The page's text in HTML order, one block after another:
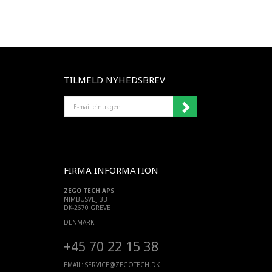
TILMELD NYHEDSBREV
MAIL
EINTRAGEN
FIRMA INFORMATION
ZEGO TECH APS
NIMBUSVEJ 3B
DK-2670 GREVE
DENMARK
+45 70 22 15 38
EMAIL: SERVICE@ZEGOTECH.DK